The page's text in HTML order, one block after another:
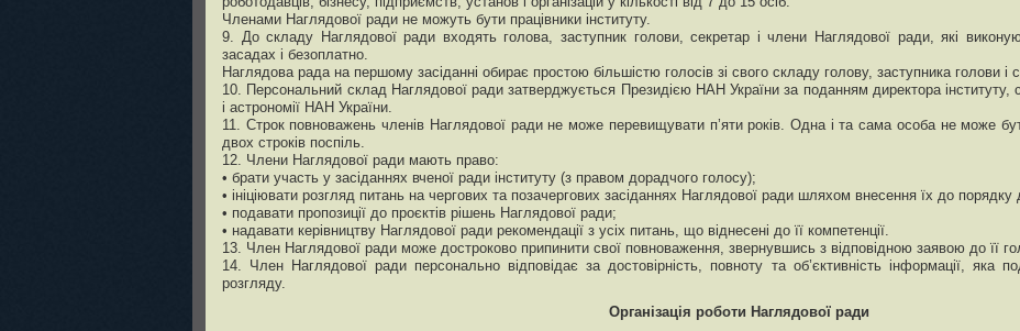
Членами Наглядової ради не можуть бути працівники інституту.
9. До складу Наглядової ради входять голова, заступник голови, секретар і члени Наглядової ради, які
засадах і безоплатно.
Наглядова рада на першому засіданні обирає простою більшістю голосів зі свого складу голову, заступника голови і
10. Персональний склад Наглядової ради затверджується Президією НАН України за поданням директора
і астрономії НАН України.
11. Строк повноважень членів Наглядової ради не може перевищувати п’яти років. Одна і та сама особа не може
двох строків поспіль.
12. Члени Наглядової ради мають право:
• брати участь у засіданнях вченої ради інституту (з правом дорадчого голосу);
• ініціювати розгляд питань на чергових та позачергових засіданнях Наглядової ради шляхом внесення їх до порядку
• подавати пропозиції до проєктів рішень Наглядової ради;
• надавати керівництву Наглядової ради рекомендації з усіх питань, що віднесені до її компетенції.
13. Член Наглядової ради може достроково припинити свої повноваження, звернувшись з відповідною заявою до її
14. Член Наглядової ради персонально відповідає за достовірність, повноту та об’єктивність інформації, яка
розгляду.
Організація роботи Наглядової ради